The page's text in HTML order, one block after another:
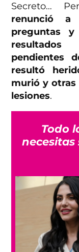
Secreto…
renunció a
preguntas y
pendientes
resultó
murió y otras
lesiones.
Todo
necesitas